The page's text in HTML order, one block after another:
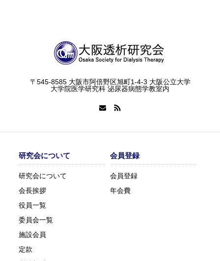
〒545-8585 大阪市阿倍野区旭町1-4-3 大阪公立大学
大学院医学研究科 泌尿器病態学教室内
研究会について
研究会について
会長挨拶
役員一覧
委員会一覧
施設会員
定款
会員登録
会員登録
年会費